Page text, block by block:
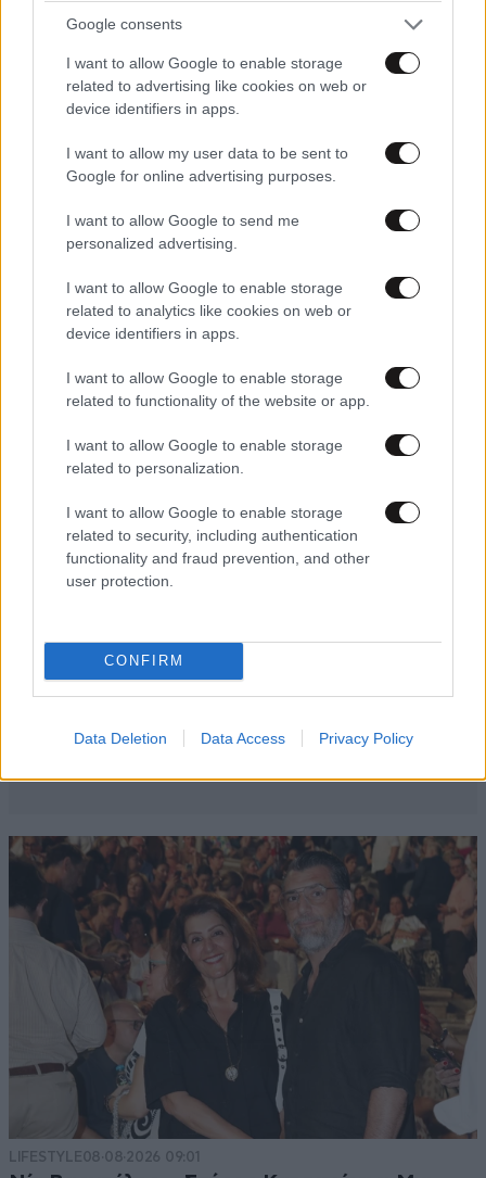
Google consents
I want to allow Google to enable storage
related to advertising like cookies on web or
device identifiers in apps.
I want to allow my user data to be sent to
Google for online advertising purposes.
I want to allow Google to send me
personalized advertising.
I want to allow Google to enable storage
related to analytics like cookies on web or
device identifiers in apps.
I want to allow Google to enable storage
related to functionality of the website or app.
I want to allow Google to enable storage
related to personalization.
I want to allow Google to enable storage
related to security, including authentication
functionality and fraud prevention, and other
user protection.
CONFIRM
Data Deletion Data Access Privacy Policy
εκκρεμότητες
LIFESTYLE08·08·2026 09:01